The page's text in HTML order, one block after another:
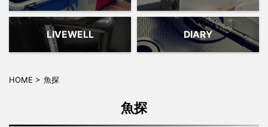
LIVEWELL DIARY
HOME > 魚探
魚探